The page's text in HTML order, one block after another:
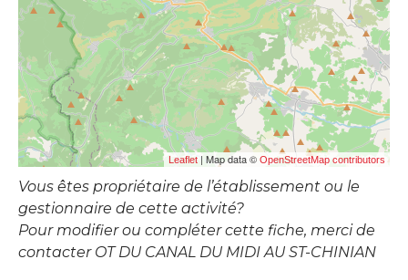
Leaflet | Map data © OpenStreetMap contributors
Vous êtes propriétaire de l’établissement ou le
gestionnaire de cette activité?
Pour modifier ou compléter cette fiche, merci de
contacter OT DU CANAL DU MIDI AU ST-CHINIAN